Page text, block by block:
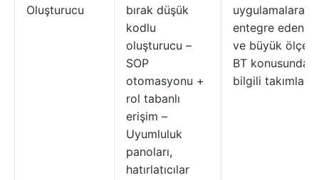
Oluşturucu
bırak düşük
kodlu
oluşturucu –
SOP
otomasyonu +
rol tabanlı
erişim –
Uyumluluk
panoları,
hatırlatıcılar
uygulamalara
entegre eden
ve büyük
BT konusunda
bilgili takımlar